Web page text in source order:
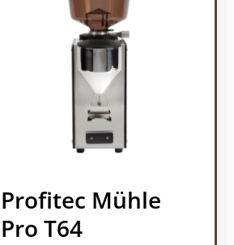
Profitec Mühle
Pro T64